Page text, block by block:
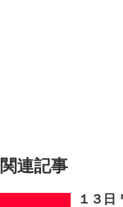
関連記事
１３日